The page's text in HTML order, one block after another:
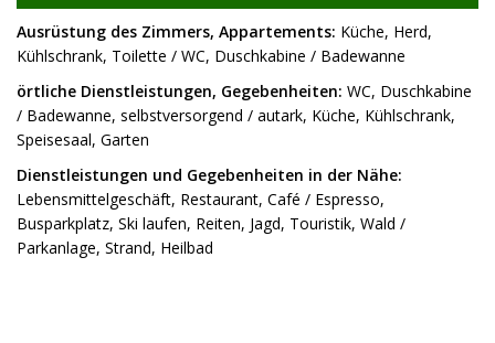
Ausrüstung des Zimmers, Appartements: Küche, Herd,
Kühlschrank, Toilette / WC, Duschkabine / Badewanne
örtliche Dienstleistungen, Gegebenheiten: WC, Duschkabine
/ Badewanne, selbstversorgend / autark, Küche, Kühlschrank,
Speisesaal, Garten
Dienstleistungen und Gegebenheiten in der Nähe:
Lebensmittelgeschäft, Restaurant, Café / Espresso,
Busparkplatz, Ski laufen, Reiten, Jagd, Touristik, Wald /
Parkanlage, Strand, Heilbad